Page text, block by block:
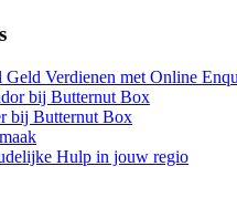
Geld Verdienen met Online
bij Butternut Box
bij Butternut Box
Hulp in jouw regio